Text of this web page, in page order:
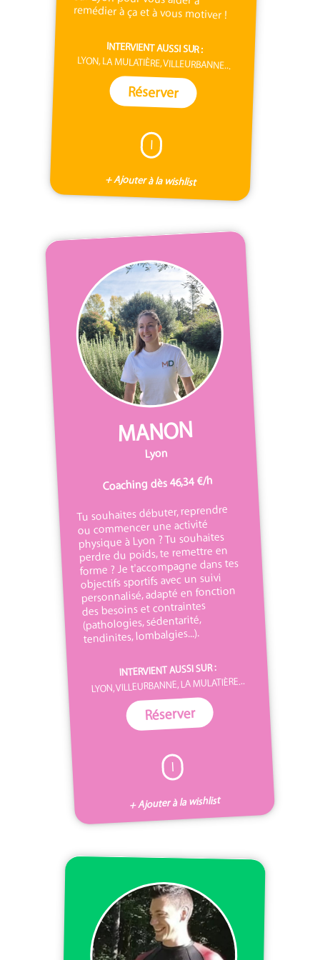
remédier à ça et à vous motiver !
INTERVIENT AUSSI SUR :
LYON, LA MULATIÈRE, VILLEURBANNE...
Réserver
I
+ Ajouter à la wishlist
MANON
Lyon
Coaching dès 46,34 €/h
Tu souhaites débuter, reprendre
ou commencer une activité
physique à Lyon ? Tu souhaites
perdre du poids, te remettre en
forme ? Je t'accompagne dans tes
objectifs sportifs avec un suivi
personnalisé, adapté en fonction
des besoins et contraintes
(pathologies, sédentarité,
tendinites, lombalgies...).
INTERVIENT AUSSI SUR :
LYON, VILLEURBANNE, LA MULATIÈRE...
Réserver
I
+ Ajouter à la wishlist